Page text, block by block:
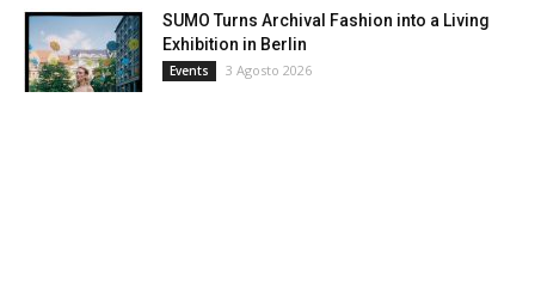
SUMO Turns Archival Fashion into a Living
Exhibition in Berlin
Events 3 Agosto 2026